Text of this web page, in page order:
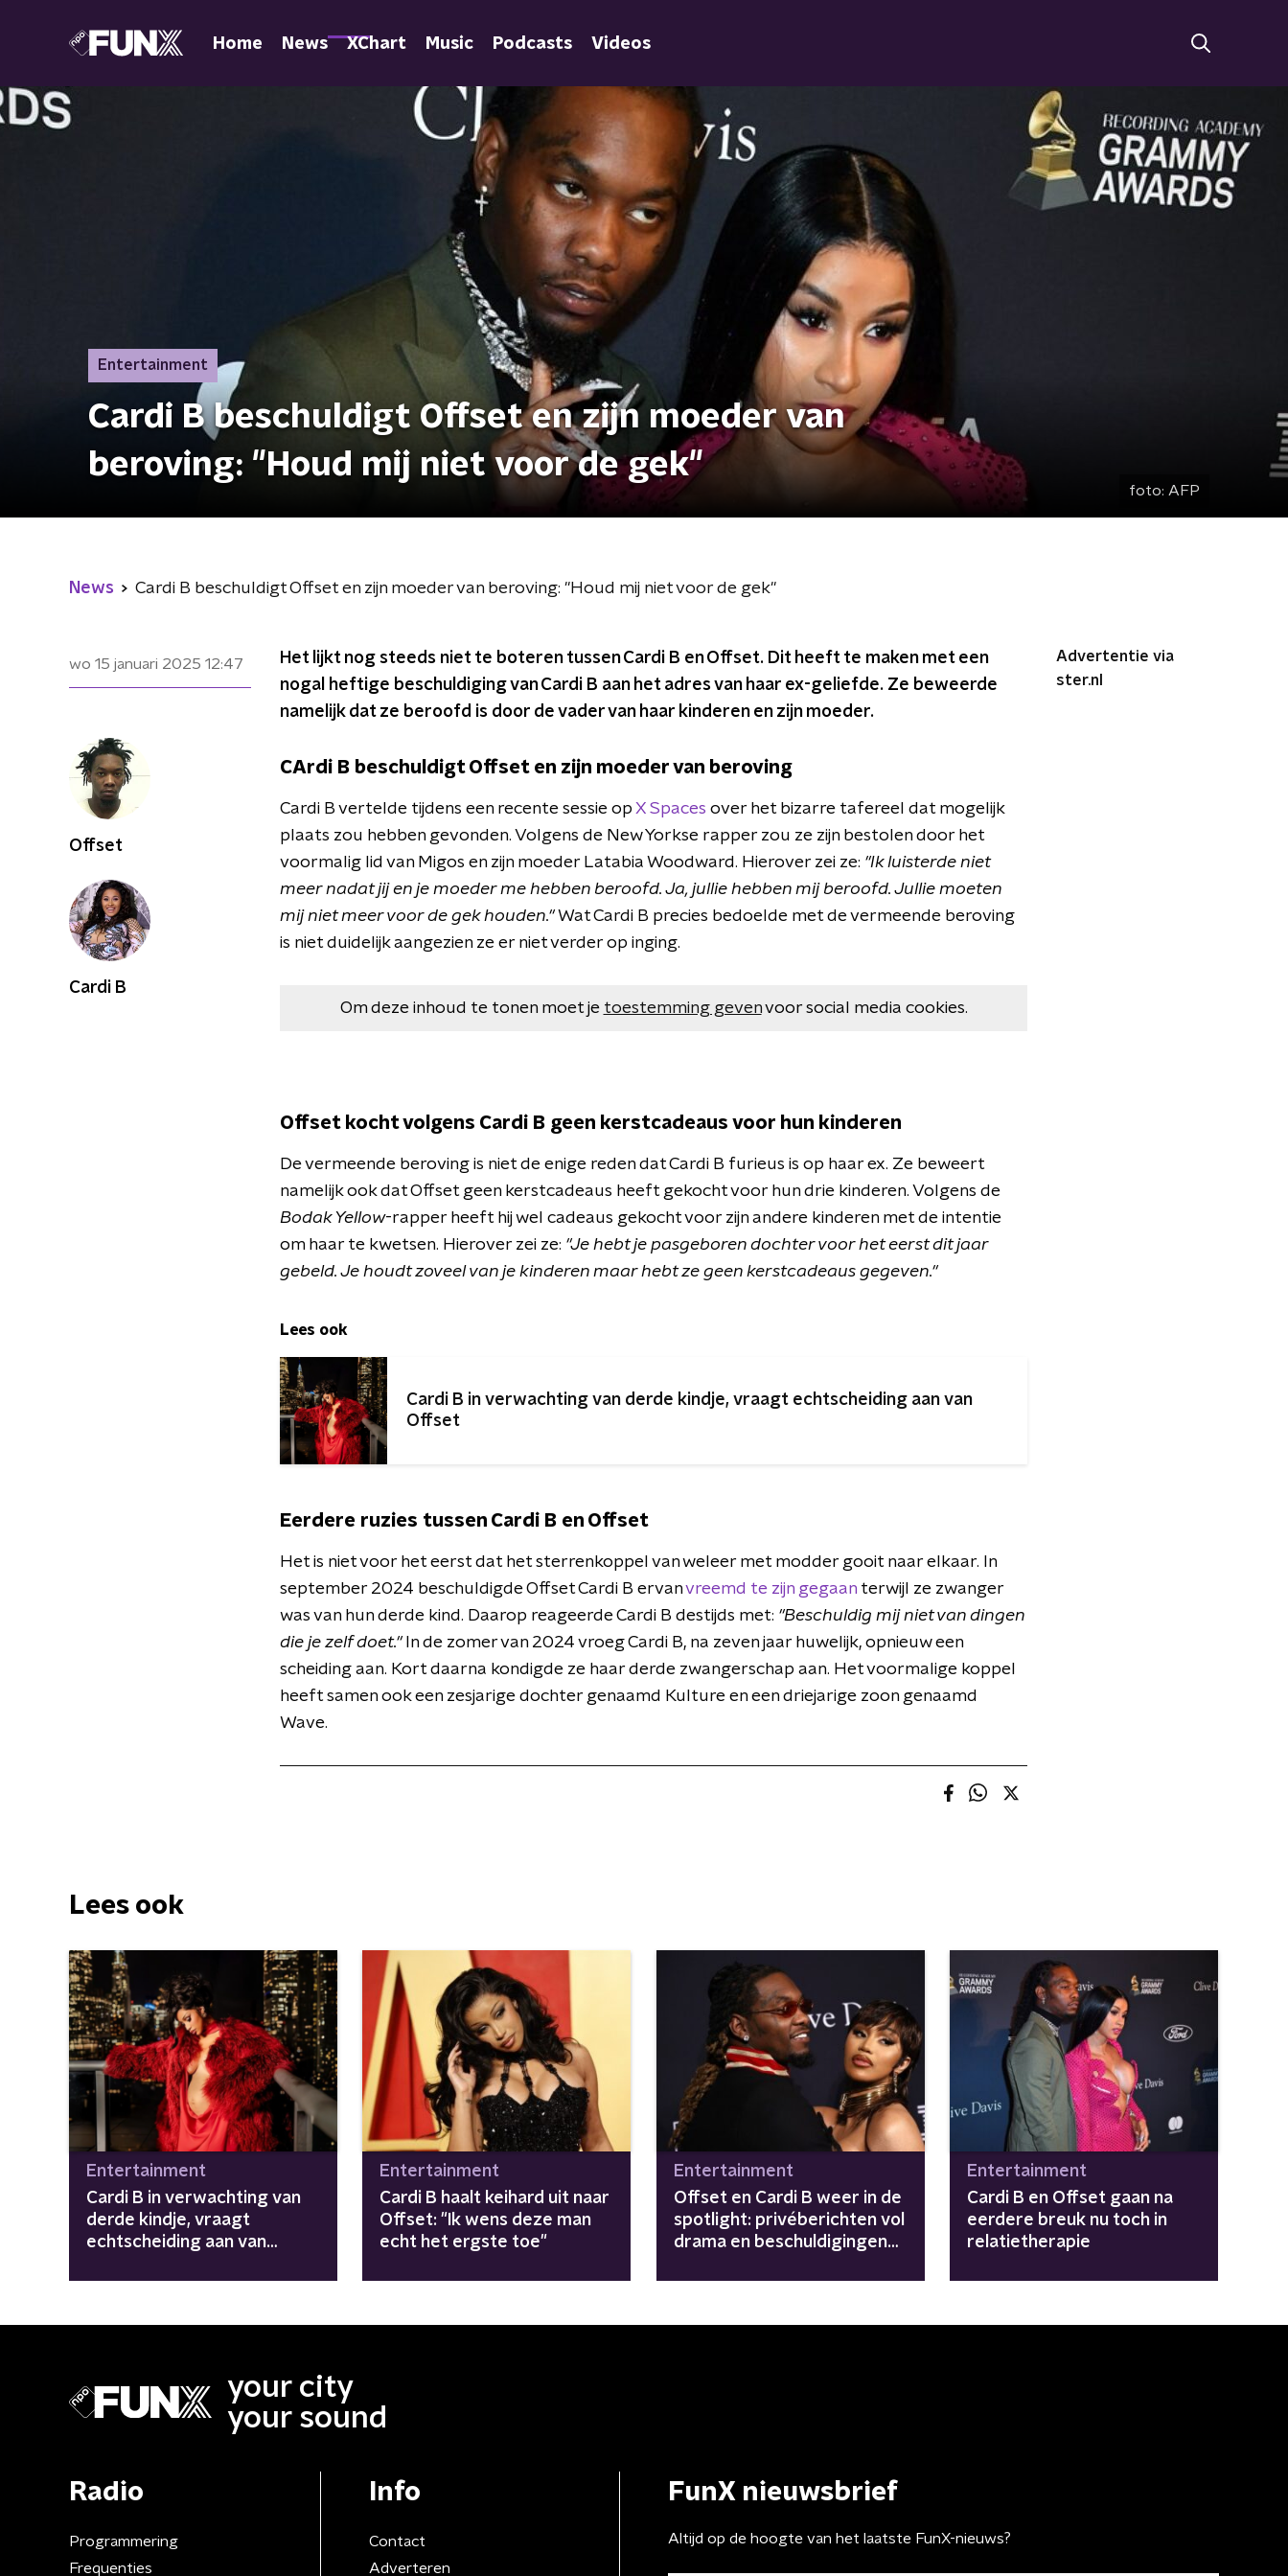
Home News XChart Music Podcasts Videos
Entertainment
Cardi B beschuldigt Offset en zijn moeder van
beroving: "Houd mij niet voor de gek"
foto: AFP
News Cardi B beschuldigt Offset en zijn moeder van beroving: "Houd mij niet voor de gek"
wo 15 januari 2025 12:47
Het lijkt nog steeds niet te boteren tussen Cardi B en Offset. Dit heeft te maken met een
nogal heftige beschuldiging van Cardi B aan het adres van haar ex-geliefde. Ze beweerde
namelijk dat ze beroofd is door de vader van haar kinderen en zijn moeder.
CArdi B beschuldigt Offset en zijn moeder van beroving
Cardi B vertelde tijdens een recente sessie op X Spaces over het bizarre tafereel dat mogelijk
plaats zou hebben gevonden. Volgens de New Yorkse rapper zou ze zijn bestolen door het
voormalig lid van Migos en zijn moeder Latabia Woodward. Hierover zei ze: "Ik luisterde niet
meer nadat jij en je moeder me hebben beroofd. Ja, jullie hebben mij beroofd. Jullie moeten
mij niet meer voor de gek houden."Wat Cardi B precies bedoelde met de vermeende beroving
is niet duidelijk aangezien ze er niet verder op inging.
Om deze inhoud te tonen moet je toestemming gevenvoor social media cookies.
Offset kocht volgens Cardi B geen kerstcadeaus voor hun kinderen
De vermeende beroving is niet de enige reden dat Cardi B furieus is op haar ex. Ze beweert
namelijk ook dat Offset geen kerstcadeaus heeft gekocht voor hun drie kinderen. Volgens de
Bodak Yellow-rapper heeft hij wel cadeaus gekocht voor zijn andere kinderen met de intentie
om haar te kwetsen. Hierover zei ze: "Je hebt je pasgeboren dochter voor het eerst dit jaar
gebeld. Je houdt zoveel van je kinderen maar hebt ze geen kerstcadeaus gegeven."
Lees ook
Cardi B in verwachting van derde kindje, vraagt echtscheiding aan van
Offset
Eerdere ruzies tussen Cardi B en Offset
Het is niet voor het eerst dat het sterrenkoppel van weleer met modder gooit naar elkaar. In
september 2024 beschuldigde Offset Cardi B ervanvreemd te zijn gegaan terwijl ze zwanger
was van hun derde kind. Daarop reageerde Cardi B destijds met: "Beschuldig mij niet van dingen
die je zelf doet."In de zomer van 2024 vroeg Cardi B, na zeven jaar huwelijk, opnieuw een
scheiding aan. Kort daarna kondigde ze haar derde zwangerschap aan. Het voormalige koppel
heeft samen ook een zesjarige dochter genaamd Kulture en een driejarige zoon genaamd
Wave.
Advertentie via
ster.nl
Offset
Cardi B
Lees ook
Entertainment
Cardi B in verwachting van
derde kindje, vraagt
echtscheiding aan van
Entertainment
Cardi B haalt keihard uit naar
Offset: "Ik wens deze man
echt het ergste toe"
Entertainment
Offset en Cardi B weer in de
spotlight: privéberichten vol
drama en beschuldigingen
Entertainment
Cardi B en Offset gaan na
eerdere breuk nu toch in
relatietherapie
your city
your sound
Radio
Programmering
Frequenties
Info
Contact
Adverteren
FunX nieuwsbrief
Altijd op de hoogte van het laatste FunX-nieuws?